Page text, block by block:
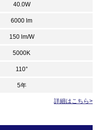
40.0W
6000 lm
150 lm/W
5000K
110°
5年
詳細はこちら>